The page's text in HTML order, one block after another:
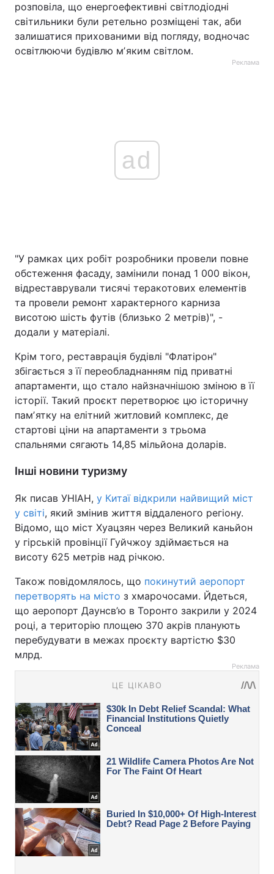
розповіла, що енергоефективні світлодіодні
світильники були ретельно розміщені так, аби
залишатися прихованими від погляду, водночас
освітлюючи будівлю мʼяким світлом.
Реклама
ad
"У рамках цих робіт розробники провели повне
обстеження фасаду, замінили понад 1 000 вікон,
відреставрували тисячі теракотових елементів
та провели ремонт характерного карниза
висотою шість футів (близько 2 метрів)", -
додали у матеріалі.
Крім того, реставрація будівлі "Флатірон"
збігається з її переобладнанням під приватні
апартаменти, що стало найзначнішою зміною в її
історії. Такий проєкт перетворює цю історичну
памʼятку на елітний житловий комплекс, де
стартові ціни на апартаменти з трьома
спальнями сягають 14,85 мільйона доларів.
Інші новини туризму
Як писав УНІАН, у Китаї відкрили найвищий міст
у світі, який змінив життя віддаленого регіону.
Відомо, що міст Хуацзян через Великий каньйон
у гірській провінції Гуйчжоу здіймається на
висоту 625 метрів над річкою.
Також повідомлялось, що покинутий аеропорт
перетворять на місто з хмарочосами. Йдеться,
що аеропорт Даунсв’ю в Торонто закрили у 2024
році, а територію площею 370 акрів планують
перебудувати в межах проєкту вартістю $30
млрд.
Реклама